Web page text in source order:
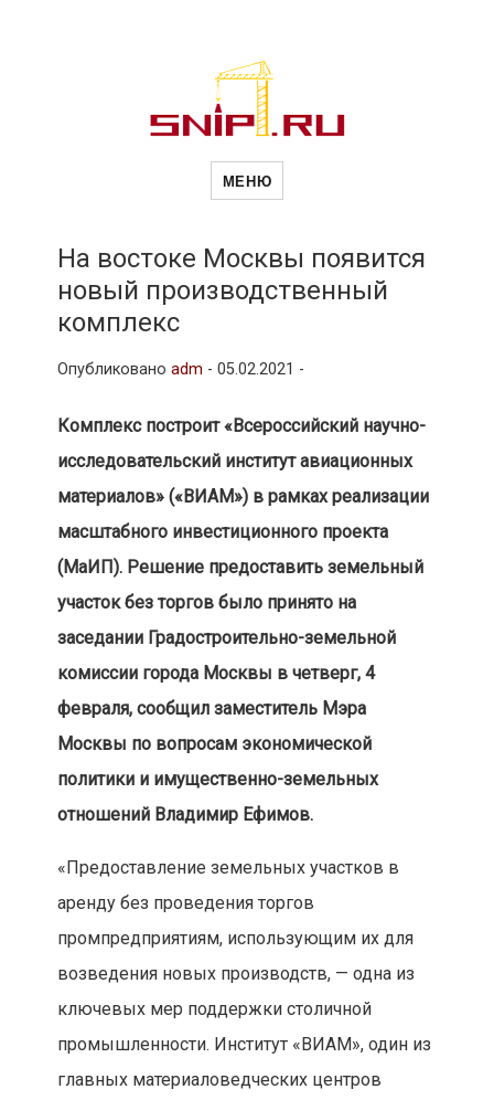
Новости
рубрики
МЕНЮ
На востоке Москвы появится
новый производственный
комплекс
Опубликовано adm - 05.02.2021 -
Комплекс построит «Всероссийский научно-
исследовательский институт авиационных
материалов» («ВИАМ») в рамках реализации
масштабного инвестиционного проекта
(МаИП). Решение предоставить земельный
участок без торгов было принято на
заседании Градостроительно-земельной
комиссии города Москвы в четверг, 4
февраля, сообщил заместитель Мэра
Москвы по вопросам экономической
политики и имущественно-земельных
отношений Владимир Ефимов.
«Предоставление земельных участков в
аренду без проведения торгов
промпредприятиям, использующим их для
возведения новых производств, — одна из
ключевых мер поддержки столичной
промышленности. Институт «ВИАМ», один из
главных материаловедческих центров